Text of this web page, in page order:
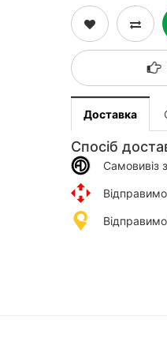
Доставка
Спосіб
Самовивіз з
Відправимо